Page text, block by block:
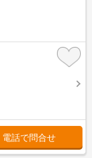
電話で問合せ